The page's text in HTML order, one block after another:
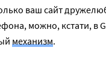
ваш сайт
можно, кстати, в
механизм.